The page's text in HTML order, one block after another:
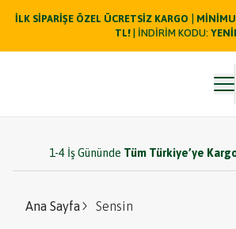
İLK SİPARİŞE ÖZEL ÜCRETSİZ KARGO
TL! | İNDİRİM KODU:
1-4 İş Gününde Tüm Türkiye’ye
Ana Sayfa Sensin